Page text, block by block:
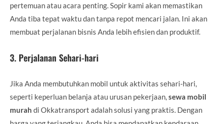
pertemuan atau acara penting. Sopir kami akan memastikan
Anda tiba tepat waktu dan tanpa repot mencari jalan. Ini akan
membuat perjalanan bisnis Anda lebih efisien dan produktif.
3. Perjalanan Sehari-hari
Jika Anda membutuhkan mobil untuk aktivitas sehari-hari,
seperti keperluan belanja atau urusan pekerjaan, sewa mobil
murah di Okkatransport adalah solusi yang praktis. Dengan